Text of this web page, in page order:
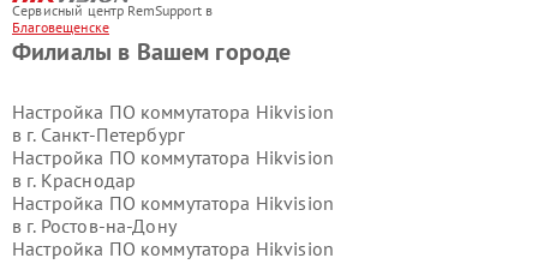
Сервисный центр RemSupport в
Благовещенске
Филиалы в Вашем городе
Настройка ПО коммутатора Hikvision
в г. Санкт-Петербург
Настройка ПО коммутатора Hikvision
в г. Краснодар
Настройка ПО коммутатора Hikvision
в г. Ростов-на-Дону
Настройка ПО коммутатора Hikvision